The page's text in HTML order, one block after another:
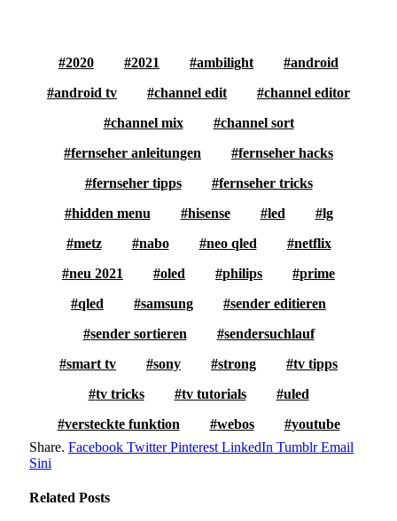
2020 2021 ambilight
android
android tv
channel edit
channel editor
channel mix
channel sort
fernseher anleitungen
fernseher hacks
fernseher tipps
fernseher tricks
hidden menu
hisense led
lg
metz
nabo neo qled
netflix
neu 2021
oled philips
prime
qled
samsung
sender editieren
sender sortieren
sendersuchlauf
smart tv
sony strong
tv tipps
tv tricks
tv tutorials
uled
versteckte funktion
webos
youtube
Share. Facebook Twitter Pinterest LinkedIn Tumblr Email
Sini
Related Posts